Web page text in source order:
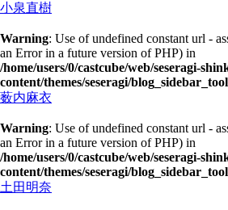
小泉直樹
Warning: Use of undefined constant url -
an Error in a future version of PHP) in
/home/users/0/castcube/web/seseragi-
content/themes/seseragi/
薮内麻衣
Warning: Use of undefined constant url -
an Error in a future version of PHP) in
/home/users/0/castcube/web/seseragi-
content/themes/seseragi/
土田明奈